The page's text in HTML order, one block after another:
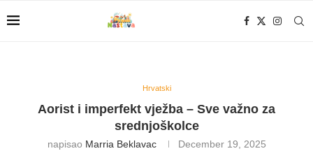
Hrvatski
Aorist i imperfekt vježba – Sve važno za
srednjoškolce
napisao Marria Beklavac December 19, 2025